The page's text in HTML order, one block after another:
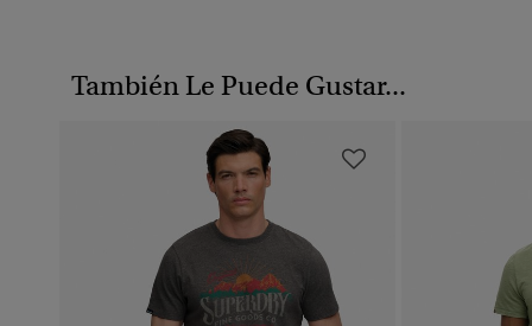
También Le Puede Gustar...